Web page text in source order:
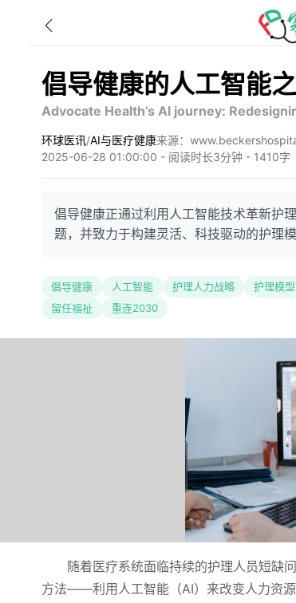
倡导健康的人工智能
Advocate Health’s AI journey:
环球医讯/AI与医疗健康来源：
2025-06-28 01:00:00 - 阅读时长3分钟 - 1410字
倡导健康正通过利用人工智能技术革新护
题，并致力于构建灵活、科技驱动的护理
倡导健康 人工智能 护理人力战略 护理模型
留任福祉
重连2030
随着医疗系统面临持续的护理人员短
方法——利用人工智能（AI）来改变人力资源